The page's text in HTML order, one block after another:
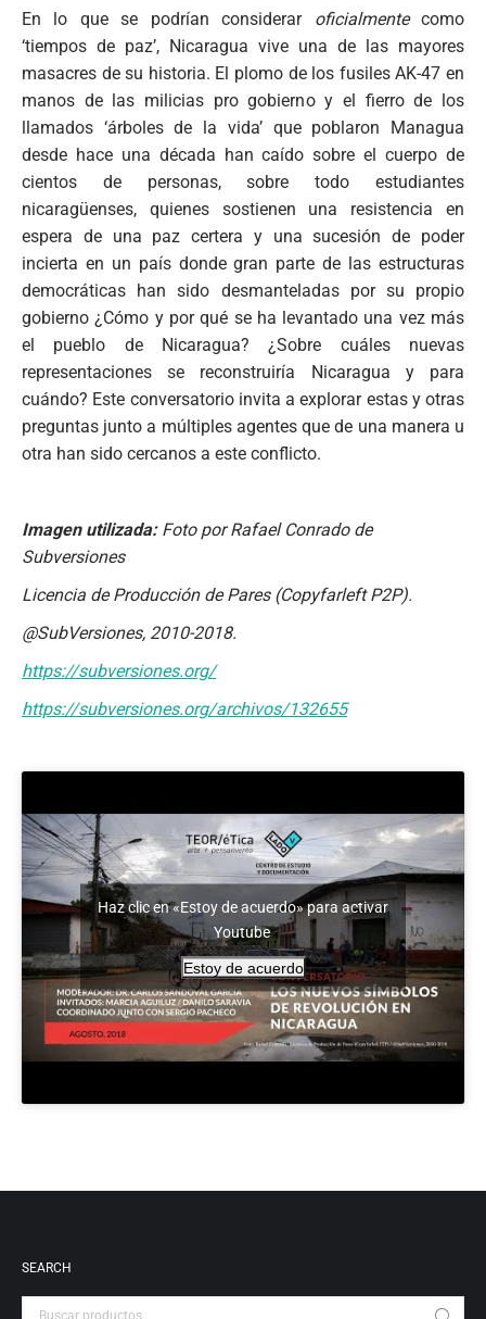
En lo que se podrían considerar oficialmentecomo
‘tiempos de paz’, Nicaragua vive una de las mayores
masacres de su historia. El plomo de los fusiles AK-47 en
manos de las milicias pro gobierno y el fierro de los
llamados ‘árboles de la vida’ que poblaron Managua
desde hace una década han caído sobre el cuerpo de
cientos de personas, sobre todo estudiantes
nicaragüenses, quienes sostienen una resistencia en
espera de una paz certera y una sucesión de poder
incierta en un país donde gran parte de las estructuras
democráticas han sido desmanteladas por su propio
gobierno ¿Cómo y por qué se ha levantado una vez más
el pueblo de Nicaragua? ¿Sobre cuáles nuevas
representaciones se reconstruiría Nicaragua y para
cuándo? Este conversatorio invita a explorar estas y otras
preguntas junto a múltiples agentes que de una manera u
otra han sido cercanos a este conflicto.
Imagen utilizada:Foto por Rafael Conrado de
Subversiones
Licencia de Producción de Pares (Copyfarleft P2P).
@SubVersiones, 2010-2018.
https://subversiones.org/
https://subversiones.org/archivos/132655
Haz clic en «Estoy de acuerdo» para activar
Youtube
Estoy de acuerdo
SEARCH